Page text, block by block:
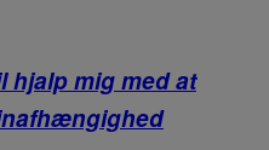
hjalp mig med at